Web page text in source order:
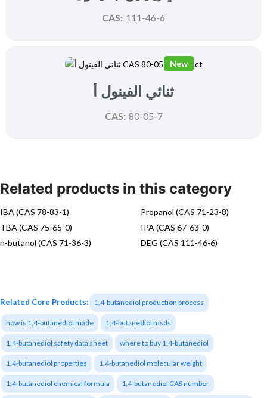
CAS: 111-46-6
New
ثنائي الفينول أ
CAS: 80-05-7
Related products in this category
IBA (CAS 78-83-1)
TBA (CAS 75-65-0)
n-butanol (CAS 71-36-3)
Propanol (CAS 71-23-8)
IPA (CAS 67-63-0)
DEG (CAS 111-46-6)
Related Core Products: 1,4-butanediol production process
how is 1,4-butanediol made 1,4-butanediol msds
1,4-butanediol safety data sheet where to buy 1,4-butanediol
1,4-butanediol properties 1,4-butanediol molecular weight
1,4-butanediol chemical formula 1,4-butanediol CAS number